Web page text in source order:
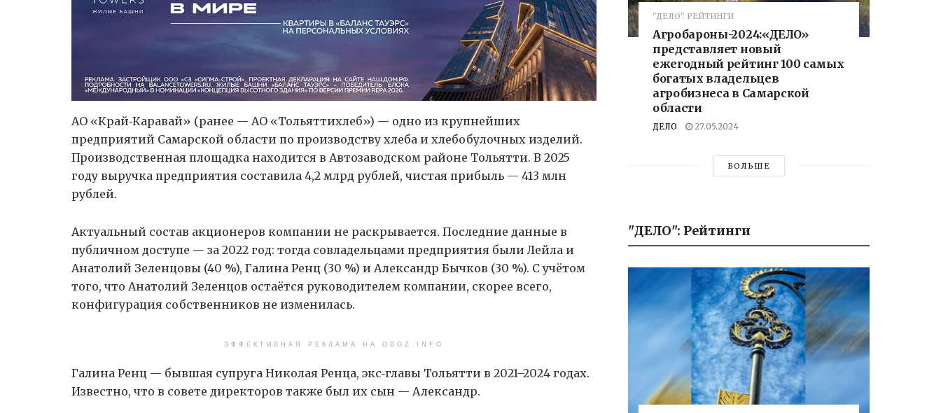
АО «Край‑Каравай» (ранее — АО «Тольяттихлеб») — одно из крупнейших
предприятий Самарской области по производству хлеба и хлебобулочных изделий.
Производственная площадка находится в Автозаводском районе Тольятти. В 2025
году выручка предприятия составила 4,2 млрд рублей, чистая прибыль — 413 млн
рублей.
Актуальный состав акционеров компании не раскрывается. Последние данные в
публичном доступе — за 2022 год: тогда совладельцами предприятия были Лейла и
Анатолий Зеленцовы (40 %), Галина Ренц (30 %) и Александр Бычков (30 %). С учётом
того, что Анатолий Зеленцов остаётся руководителем компании, скорее всего,
конфигурация собственников не изменилась.
ЭФФЕКТИВНАЯ РЕКЛАМА НА OBOZ.INFO
Галина Ренц — бывшая супруга Николая Ренца, экс‑главы Тольятти в 2021–2024 годах.
Известно, что в совете директоров также был их сын — Александр.
"ДЕЛО". РЕЙТИНГИ
Агробароны-2024:«ДЕЛО»
представляет новый
ежегодный рейтинг 100 самых
богатых владельцев
агробизнеса в Самарской
области
ДЕЛО 27.05.2024
БОЛЬШЕ
"ДЕЛО": Рейтинги